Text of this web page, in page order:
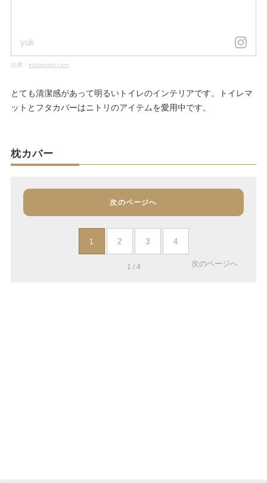
yuk
出典： instagram.com
とても清潔感があって明るいトイレのインテリアです。トイレマ
ットとフタカバーはニトリのアイテムを愛用中です。
枕カバー
次のページへ
1 2 3 4
1 / 4 次のページへ